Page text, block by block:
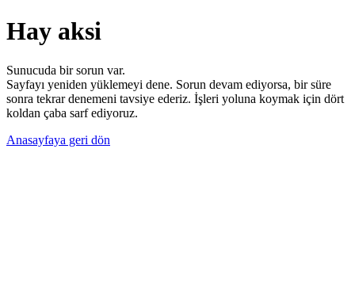
Hay aksi
Sunucuda bir sorun var.
Sayfayı yeniden yüklemeyi dene. Sorun devam ediyorsa, bir süre
sonra tekrar denemeni tavsiye ederiz. İşleri yoluna koymak için dört
koldan çaba sarf ediyoruz.
Anasayfaya geri dön